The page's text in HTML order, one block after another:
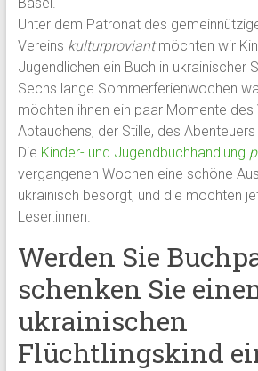
Unter dem Patronat des
Vereins kulturproviantmöchten wir
Jugendlichen ein Buch in ukrainischer
Sechs lange Sommerferienwochen
möchten ihnen ein paar Momente des
Abtauchens, der Stille, des
Die Kinder- und Jugendbuchhandlung
vergangenen Wochen eine schöne
ukrainisch besorgt, und die möchten
Leser:innen.
Werden Sie
schenken Sie
ukrainischen
Flüchtlingskind